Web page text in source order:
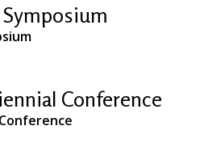
Conference